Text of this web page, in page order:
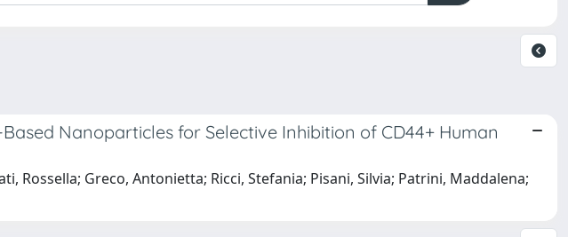
Nanoparticles for Selective Inhibition of CD44+ Human
Rossella; Greco, Antonietta; Ricci, Stefania; Pisani, Silvia; Patrini, Maddalena;